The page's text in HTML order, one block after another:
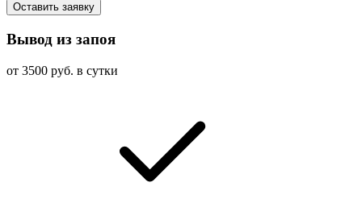
Оставить заявку
Вывод из запоя
от 3500 руб. в сутки